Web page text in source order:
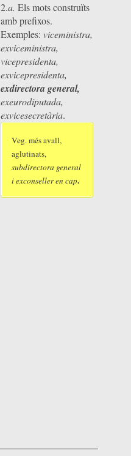
2.a. Els mots construïts
amb prefixos.
Exemples: viceministra,
exviceministra,
vicepresidenta,
exvicepresidenta,
exdirectora general,
exeurodiputada,
exvicesecretària.
Veg. més avall,
aglutinats,
subdirectora general
i exconseller en cap.